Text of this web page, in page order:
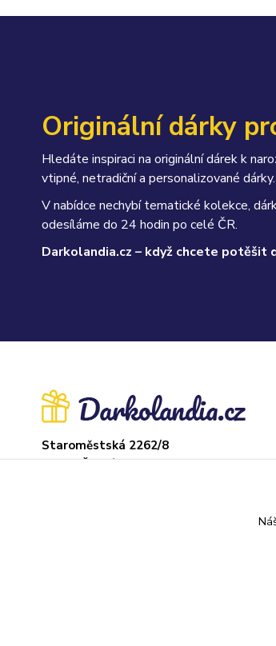
Originální dárky
Hledáte inspiraci na originální dárek k
vtipné, netradiční a personalizované dárky.
V nabídce nechybí tematické kolekce,
odesíláme do 24 hodin po celé ČR.
Darkolandia.cz – když chcete potěšit
Staroměstská 2262/8
37004 České Budějovice